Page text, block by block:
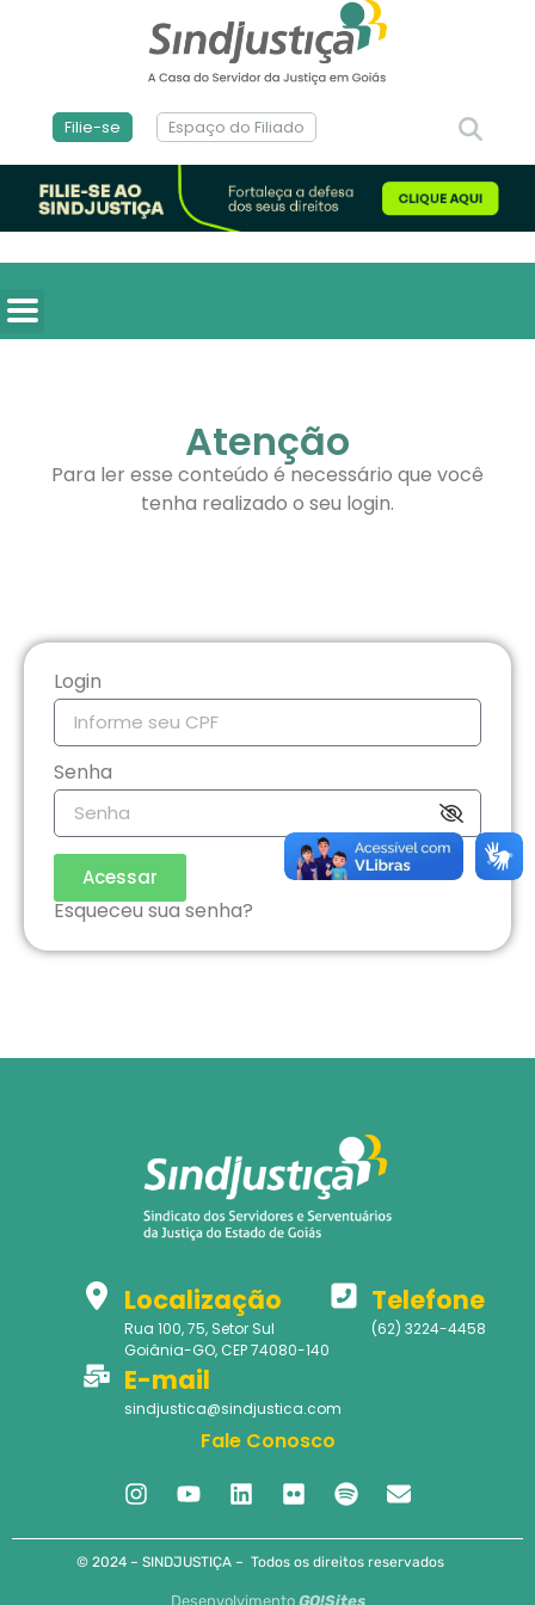
Filie-se Espaço do Filiado
Atenção
Para ler esse conteúdo é necessário que você
tenha realizado o seu login.
Login
Senha
Acessar
Esqueceu sua senha?
Localização
Rua 100, 75, Setor Sul
Goiânia-GO, CEP 74080-140
Telefone
(62) 3224-4458
E-mail
sindjustica@sindjustica.com
Fale Conosco
© 2024 – SINDJUSTIÇA – Todos os direitos reservados
Desenvolvimento GO!Sites